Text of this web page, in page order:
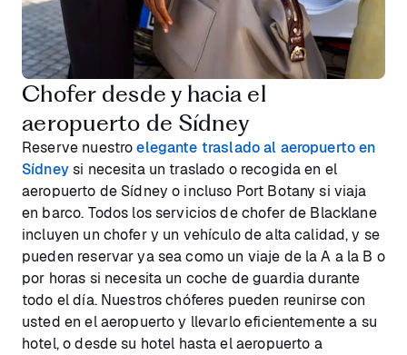
Chofer desde y hacia el
aeropuerto de Sídney
Reserve nuestroelegante traslado al aeropuerto en
Sídneysi necesita un traslado o recogida en el
aeropuerto de Sídney o incluso Port Botany si viaja
en barco. Todos los servicios de chofer de Blacklane
incluyen un chofer y un vehículo de alta calidad, y se
pueden reservar ya sea como un viaje de la A a la B o
por horas si necesita un coche de guardia durante
todo el día. Nuestros chóferes pueden reunirse con
usted en el aeropuerto y llevarlo eficientemente a su
hotel, o desde su hotel hasta el aeropuerto a